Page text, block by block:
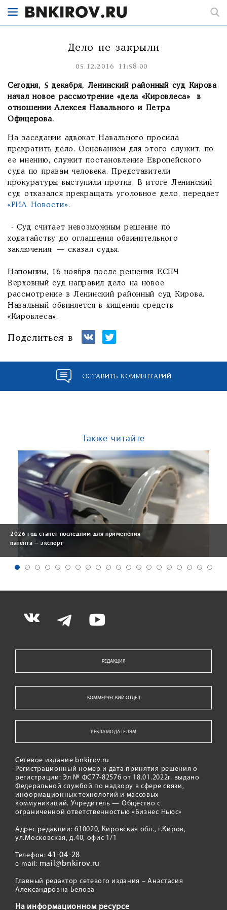
Дело не закрыли
05.12.2016 11:58:00
Сегодня, 5 декабря, Ленинский районный суд Кирова
начал новое рассмотрение «дела «Кировлеса» в
отношении Алексея Навального и Петра
Офицерова.
На заседании адвокат Навального просила
прекратить дело. Основанием для этого служит, по
ее мнению, служит постановление Европейского
суда по правам человека. Представители
прокуратуры выступили против. В итоге Ленинский
суд отказался прекращать уголовное дело, передает
«РИА Новости».
- Суд считает невозможным решение по
ходатайству до оглашения обвинительного
заключения, — сказал судья.
Напомним, 16 ноября после решения ЕСПЧ
Верховный суд направил дело на новое
рассмотрение в Ленинский районный суд Кирова.
Навальный обвиняется в хищении средств
«Кировлеса».
Поделиться в
ОСТАВИТЬ КОММЕНТАРИЙ
Также читайте
2026 год станет последним для применения
патента — эксперт
РЕДАКЦИЯ
КОММЕРЧЕСКИЙ ОТДЕЛ
РЕКЛАМОДАТЕЛЯМ
Сетевое издание bnkirov.ru
Регистрационный номер и дата принятия решения о
регистрации: Эл № ФС77-82576 от 18.01.2022г. выдано
Федеральной службой по надзору в сфере связи,
информационных технологий и массовых
коммуникаций. Учредитель — Общество с
ограниченной ответственностью «Бизнес Ньюс»
Адрес редакции: 610020, Кировская обл., г.Киров,
ул.Московская, д.40, офис 1/1
Телефон:41-04-28
e-mail: mail@bnkirov.ru
Главный редактор сетевого издания – Анастасия
Александровна Белова
На информационном ресурсе